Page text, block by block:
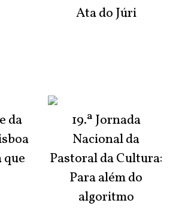
da
Ata do Júri
19.ª Jornada
Nacional da
Pastoral da Cultura:
Para além do
algoritmo